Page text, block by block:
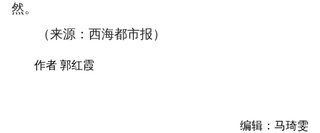
然。
（来源：西海都市报）
作者 郭红霞
编辑：马琦雯